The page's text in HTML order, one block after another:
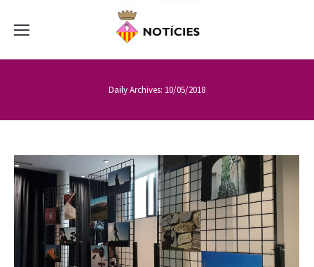
Daily Archives: 10/05/2018